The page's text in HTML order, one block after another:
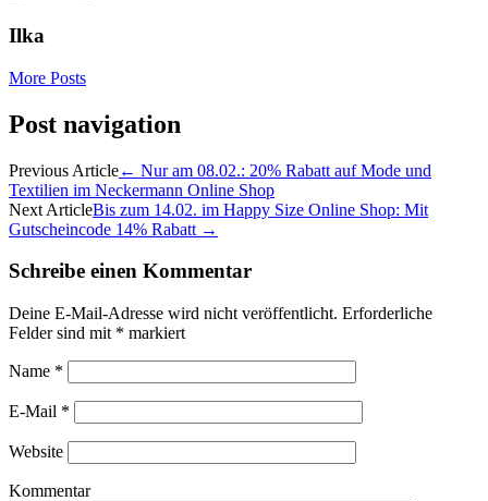
Ilka
More Posts
Post navigation
Previous Article← Nur am 08.02.: 20% Rabatt auf Mode und
Textilien im Neckermann Online Shop
Next ArticleBis zum 14.02. im Happy Size Online Shop: Mit
Gutscheincode 14% Rabatt →
Schreibe einen Kommentar
Deine E-Mail-Adresse wird nicht veröffentlicht. Erforderliche
Felder sind mit * markiert
Name *
E-Mail *
Website
Kommentar